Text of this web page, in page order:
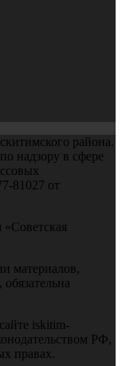
района.
надзору в сфере
81027 от
материалов,
iskitim-
РФ,
правах.